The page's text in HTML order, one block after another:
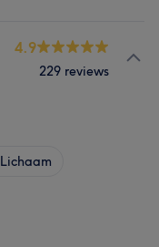
4.9
229 reviews
Lichaam